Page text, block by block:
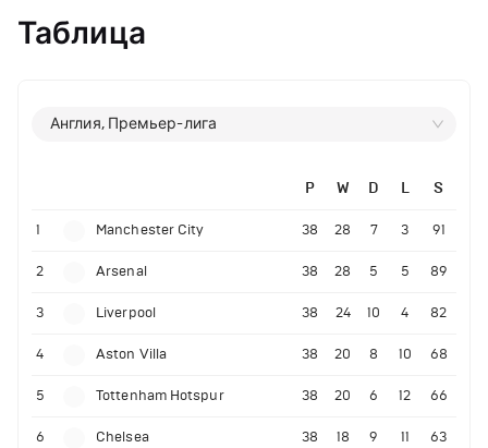
Таблица
Англия, Премьер-лига
P W D L S
1 Manchester City 38 28 7 3 91
2 Arsenal 38 28 5 5 89
3 Liverpool 38 24 10 4 82
4 Aston Villa 38 20 8 10 68
5 Tottenham Hotspur 38 20 6 12 66
6 Chelsea 38 18 9 11 63